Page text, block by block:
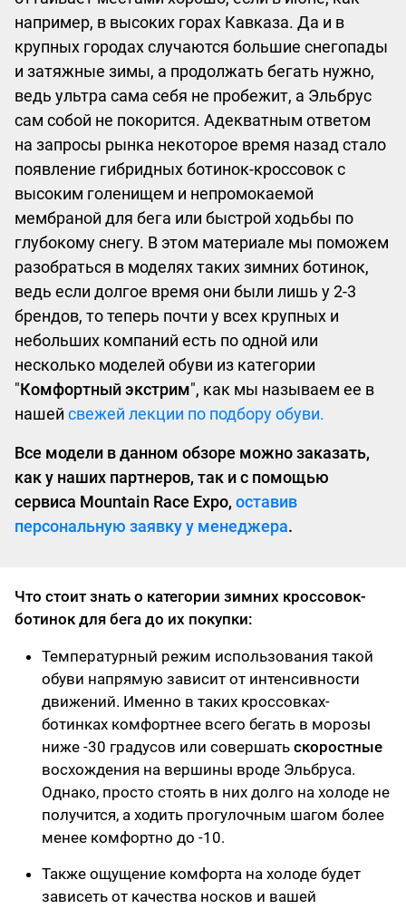
например, в высоких горах Кавказа. Да и в
крупных городах случаются большие снегопады
и затяжные зимы, а продолжать бегать нужно,
ведь ультра сама себя не пробежит, а Эльбрус
сам собой не покорится. Адекватным ответом
на запросы рынка некоторое время назад стало
появление гибридных ботинок-кроссовок с
высоким голенищем и непромокаемой
мембраной для бега или быстрой ходьбы по
глубокому снегу. В этом материале мы поможем
разобраться в моделях таких зимних ботинок,
ведь если долгое время они были лишь у 2-3
брендов, то теперь почти у всех крупных и
небольших компаний есть по одной или
несколько моделей обуви из категории
"Комфортный экстрим", как мы называем ее в
нашей свежей лекции по подбору обуви.
Все модели в данном обзоре можно заказать,
как у наших партнеров, так и с помощью
сервиса Mountain Race Expo, оставив
персональную заявку у менеджера.
Что стоит знать о категории зимних кроссовок-
ботинок для бега до их покупки:
Температурный режим использования такой
обуви напрямую зависит от интенсивности
движений. Именно в таких кроссовках-
ботинках комфортнее всего бегать в морозы
ниже -30 градусов или совершать скоростные
восхождения на вершины вроде Эльбруса.
Однако, просто стоять в них долго на холоде не
получится, а ходить прогулочным шагом более
менее комфортно до -10.
Также ощущение комфорта на холоде будет
зависеть от качества носков и вашей